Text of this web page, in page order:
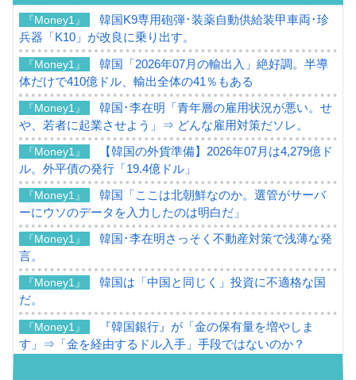
『Money1』
韓国K9専用砲弾･装薬自動供給装甲車両･珍
兵器「K10」が改良に乗り出す。
『Money1』
韓国「2026年07月の輸出入」絶好調。半導
体だけで410億ドル、輸出全体の41％もある
『Money1』
韓国･李在明「青年層の雇用状況が悪い。せ
や、若者に起業させよう」⇒ どんな雇用対策だソレ。
『Money1』
【韓国の外貨準備】2026年07月は4,279億ド
ル。外平債の発行「19.4億ドル」
『Money1』
韓国「ここは北朝鮮なのか。選管がサーバ
ーにウソのデータを入力したのは明白だ」
『Money1』
韓国･李在明さっそく不動産対策で浅薄な発
言。
『Money1』
韓国は「中国と同じく」投資に不適格な国
だ。
『Money1』
『韓国銀行』が「金の保有量を増やしま
す」⇒「金を経由するドル入手」手段ではないのか？